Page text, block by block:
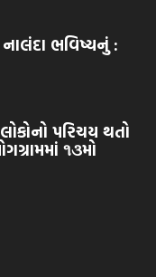
ભવિષ્યનું :
પરિચય થતો
૧૩મો